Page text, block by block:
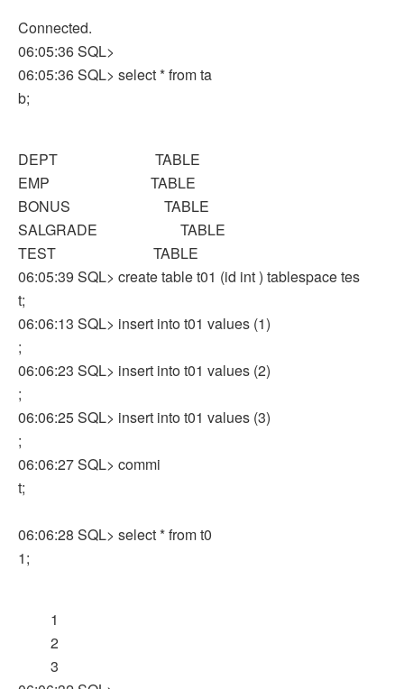
Connected.
06:05:36 SQL>
06:05:36 SQL> select * from ta
b;
DEPT TABLE
EMP TABLE
BONUS TABLE
SALGRADE TABLE
TEST TABLE
06:05:39 SQL> create table t01 (id int ) tablespace tes
t;
06:06:13 SQL> insert into t01 values (1)
;
06:06:23 SQL> insert into t01 values (2)
;
06:06:25 SQL> insert into t01 values (3)
;
06:06:27 SQL> commi
t;
06:06:28 SQL> select * from t0
1;
1
2
3